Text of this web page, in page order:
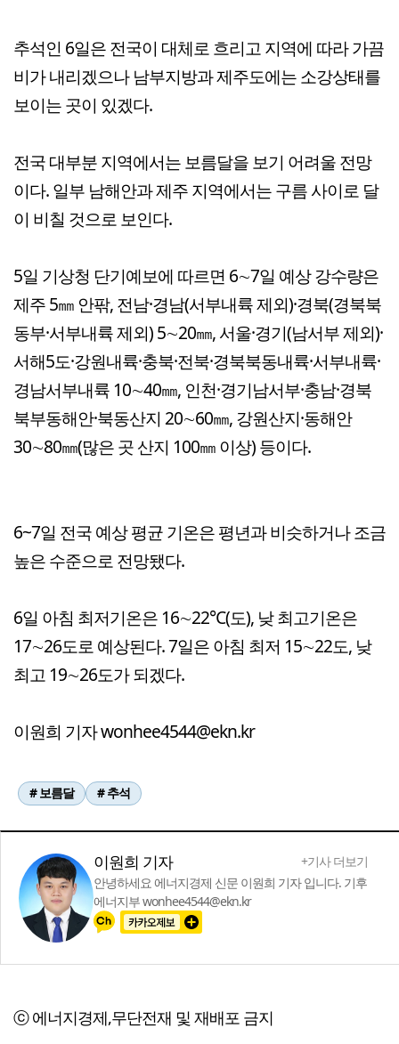
추석인 6일은 전국이 대체로 흐리고 지역에 따라 가끔
비가 내리겠으나 남부지방과 제주도에는 소강상태를
보이는 곳이 있겠다.
전국 대부분 지역에서는 보름달을 보기 어려울 전망
이다. 일부 남해안과 제주 지역에서는 구름 사이로 달
이 비칠 것으로 보인다.
5일 기상청 단기예보에 따르면 6∼7일 예상 강수량은
제주 5㎜ 안팎, 전남·경남(서부내륙 제외)·경북(경북북
동부·서부내륙 제외) 5∼20㎜, 서울·경기(남서부 제외)·
서해5도·강원내륙·충북·전북·경북북동내륙·서부내륙·
경남서부내륙 10∼40㎜, 인천·경기남서부·충남·경북
북부동해안·북동산지 20∼60㎜, 강원산지·동해안
30∼80㎜(많은 곳 산지 100㎜ 이상) 등이다.
6~7일 전국 예상 평균 기온은 평년과 비슷하거나 조금
높은 수준으로 전망됐다.
6일 아침 최저기온은 16∼22℃(도), 낮 최고기온은
17∼26도로 예상된다. 7일은 아침 최저 15∼22도, 낮
최고 19∼26도가 되겠다.
이원희 기자 wonhee4544@ekn.kr
# 보름달 # 추석
이원희 기자
+기사 더보기
안녕하세요 에너지경제 신문 이원희 기자 입니다. 기후
에너지부 wonhee4544@ekn.kr
ⓒ 에너지경제,무단전재 및 재배포 금지